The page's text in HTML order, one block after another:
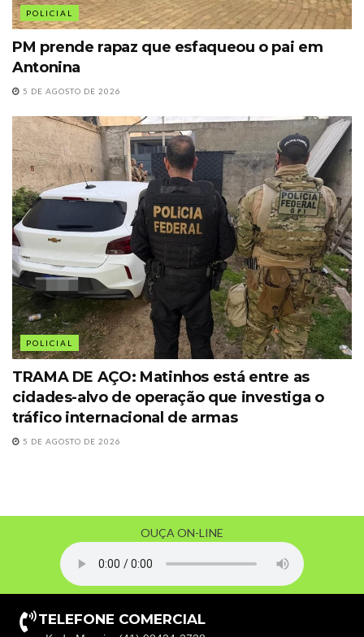
POLICIAL
PM prende rapaz que esfaqueou o pai em
Antonina
5 DE AGOSTO DE 2026
POLICIAL
TRAMA DE AÇO: Matinhos está entre as
cidades-alvo de operação que investiga o
tráfico internacional de armas
5 DE AGOSTO DE 2026
OUÇA ON-LINE
TELEFONE COMERCIAL